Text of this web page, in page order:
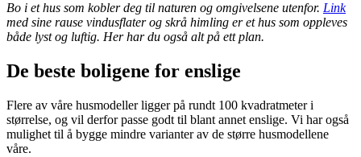
Bo i et hus som kobler deg til naturen og omgivelsene utenfor. Link
med sine rause vindusflater og skrå himling er et hus som oppleves
både lyst og luftig. Her har du også alt på ett plan.
De beste boligene for enslige
Flere av våre husmodeller ligger på rundt 100 kvadratmeter i
størrelse, og vil derfor passe godt til blant annet enslige. Vi har også
mulighet til å bygge mindre varianter av de større husmodellene
våre.